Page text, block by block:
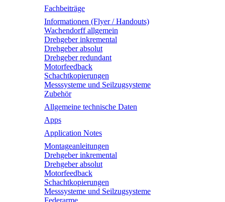
Fachbeiträge
Informationen (Flyer / Handouts)
Wachendorff allgemein
Drehgeber inkremental
Drehgeber absolut
Drehgeber redundant
Motorfeedback
Schachtkopierungen
Messsysteme und Seilzugsysteme
Zubehör
Allgemeine technische Daten
Apps
Application Notes
Montageanleitungen
Drehgeber inkremental
Drehgeber absolut
Motorfeedback
Schachtkopierungen
Messsysteme und Seilzugsysteme
Federarme